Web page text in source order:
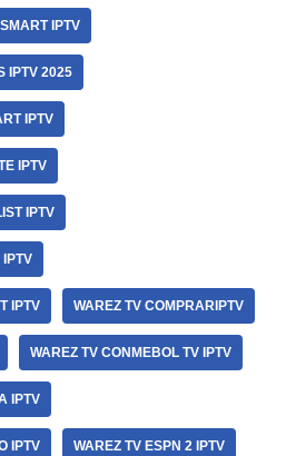
IPTV
IPTV 2025
IPTV
IPTV
IPTV
IPTV WAREZ TV COMPRARIPTV
WAREZ TV CONMEBOL TV IPTV
IPTV
IPTV WAREZ TV ESPN 2 IPTV